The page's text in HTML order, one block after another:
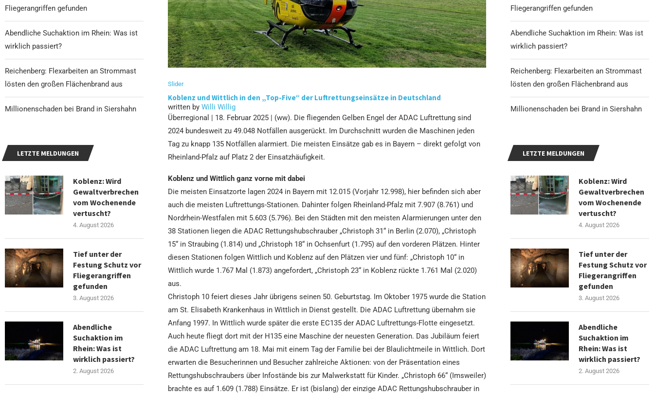
Slider
Koblenz und Wittlich in den „Top-Five“ der Luftrettungseinsätze in Deutschland
written by Willi Willig
Überregional | 18. Februar 2025 | (ww). Die fliegenden Gelben Engel der ADAC Luftrettung sind
2024 bundesweit zu 49.048 Notfällen ausgerückt. Im Durchschnitt wurden die Maschinen jeden
Tag zu knapp 135 Notfällen alarmiert. Die meisten Einsätze gab es in Bayern – direkt gefolgt von
Rheinland-Pfalz auf Platz 2 der Einsatzhäufigkeit.
Koblenz und Wittlich ganz vorne mit dabei
Die meisten Einsatzorte lagen 2024 in Bayern mit 12.015 (Vorjahr 12.998), hier befinden sich aber
auch die meisten Luftrettungs-Stationen. Dahinter folgen Rheinland-Pfalz mit 7.907 (8.761) und
Nordrhein-Westfalen mit 5.603 (5.796). Bei den Städten mit den meisten Alarmierungen unter den
38 Stationen liegen die ADAC Rettungshubschrauber „Christoph 31“ in Berlin (2.070), „Christoph
15“ in Straubing (1.814) und „Christoph 18“ in Ochsenfurt (1.795) auf den vorderen Plätzen. Hinter
diesen Stationen folgen Wittlich und Koblenz auf den Plätzen vier und fünf: „Christoph 10“ in
Wittlich wurde 1.767 Mal (1.873) angefordert, „Christoph 23“ in Koblenz rückte 1.761 Mal (2.020)
aus.
Christoph 10 feiert dieses Jahr übrigens seinen 50. Geburtstag. Im Oktober 1975 wurde die Station
am St. Elisabeth Krankenhaus in Wittlich in Dienst gestellt. Die ADAC Luftrettung übernahm sie
Anfang 1997. In Wittlich wurde später die erste EC135 der ADAC Luftrettungs-Flotte eingesetzt.
Auch heute fliegt dort mit der H135 eine Maschine der neuesten Generation. Das Jubiläum feiert
die ADAC Luftrettung am 18. Mai mit einem Tag der Familie bei der Blaulichtmeile in Wittlich. Dort
erwarten die Besucherinnen und Besucher zahlreiche Aktionen: von der Präsentation eines
Rettungshubschraubers über Infostände bis zur Malwerkstatt für Kinder. „Christoph 66“ (Imsweiler)
brachte es auf 1.609 (1.788) Einsätze. Er ist (bislang) der einzige ADAC Rettungshubschrauber in
Fliegerangriffen gefunden
Abendliche Suchaktion im Rhein: Was ist
wirklich passiert?
Reichenberg: Flexarbeiten an Strommast
lösten den großen Flächenbrand aus
Millionenschaden bei Brand in Siershahn
LETZTE MELDUNGEN
Koblenz: Wird
Gewaltverbrechen
vom Wochenende
vertuscht?
4. August 2026
Tief unter der
Festung Schutz vor
Fliegerangriffen
gefunden
3. August 2026
Abendliche
Suchaktion im
Rhein: Was ist
wirklich passiert?
2. August 2026
Fliegerangriffen gefunden
Abendliche Suchaktion im Rhein: Was ist
wirklich passiert?
Reichenberg: Flexarbeiten an Strommast
lösten den großen Flächenbrand aus
Millionenschaden bei Brand in Siershahn
LETZTE MELDUNGEN
Koblenz: Wird
Gewaltverbrechen
vom Wochenende
vertuscht?
4. August 2026
Tief unter der
Festung Schutz vor
Fliegerangriffen
gefunden
3. August 2026
Abendliche
Suchaktion im
Rhein: Was ist
wirklich passiert?
2. August 2026